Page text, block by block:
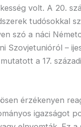
volt. A 20.
tudósokkal
szó a náci
Szovjetunióról –
a 17.
érzékenyen
igazságot